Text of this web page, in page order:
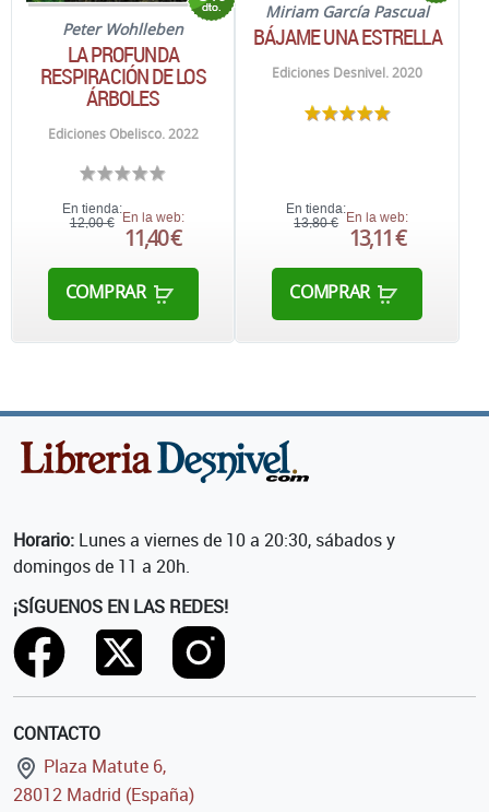
Peter Wohlleben
LA PROFUNDA
RESPIRACIÓN DE LOS
ÁRBOLES
Ediciones Obelisco. 2022
En tienda:
12,00 € En la web:
11,40 €
COMPRAR
Miriam García Pascual
BÁJAME UNA ESTRELLA
Ediciones Desnivel. 2020
En tienda:
13,80 € En la web:
13,11 €
COMPRAR
Horario: Lunes a viernes de 10 a 20:30, sábados y
domingos de 11 a 20h.
¡SÍGUENOS EN LAS REDES!
CONTACTO
Plaza Matute 6,
28012 Madrid (España)